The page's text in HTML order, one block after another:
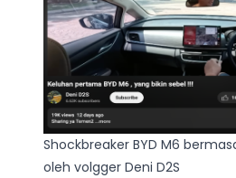
Shockbreaker BYD M6
oleh volgger Deni D2S